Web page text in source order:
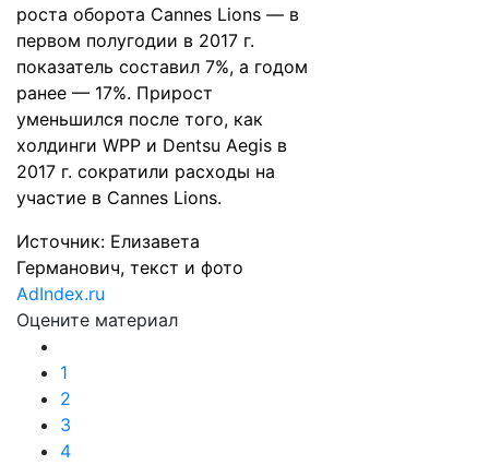
роста оборота Cannes Lions — в
первом полугодии в 2017 г.
показатель составил 7%, а годом
ранее — 17%. Прирост
уменьшился после того, как
холдинги WPP и Dentsu Aegis в
2017 г. сократили расходы на
участие в Cannes Lions.
Источник: Елизавета
Германович, текст и фото
AdIndex.ru
Оцените материал
1
2
3
4